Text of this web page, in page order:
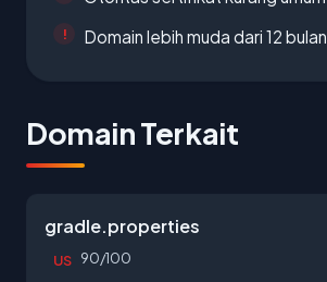
Domain lebih muda dari 12 bulan
Domain Terkait
gradle.properties
US 90/100